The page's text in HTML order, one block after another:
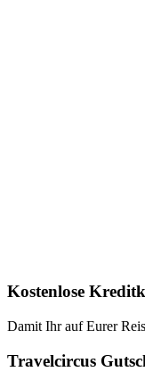
Kostenlose
Damit Ihr auf Eurer
Travelcircus